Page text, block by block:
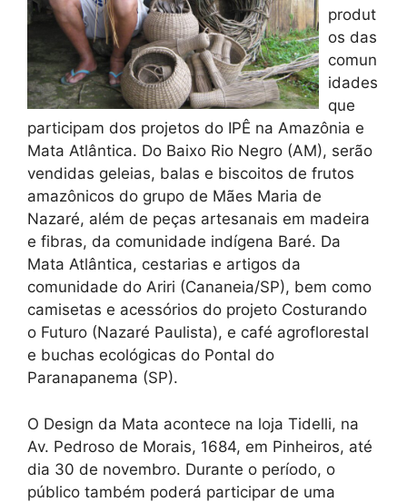
produt
os das
comun
idades
que
participam dos projetos do IPÊ na Amazônia e
Mata Atlântica. Do Baixo Rio Negro (AM), serão
vendidas geleias, balas e biscoitos de frutos
amazônicos do grupo de Mães Maria de
Nazaré, além de peças artesanais em madeira
e fibras, da comunidade indígena Baré. Da
Mata Atlântica, cestarias e artigos da
comunidade do Ariri (Cananeia/SP), bem como
camisetas e acessórios do projeto Costurando
o Futuro (Nazaré Paulista), e café agroflorestal
e buchas ecológicas do Pontal do
Paranapanema (SP).
O Design da Mata acontece na loja Tidelli, na
Av. Pedroso de Morais, 1684, em Pinheiros, até
dia 30 de novembro. Durante o período, o
público também poderá participar de uma